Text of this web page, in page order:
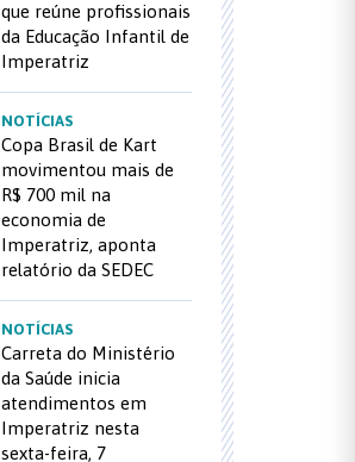
que reúne profissionais
da Educação Infantil de
Imperatriz
NOTÍCIAS
Copa Brasil de Kart
movimentou mais de
R$ 700 mil na
economia de
Imperatriz, aponta
relatório da SEDEC
NOTÍCIAS
Carreta do Ministério
da Saúde inicia
atendimentos em
Imperatriz nesta
sexta-feira, 7